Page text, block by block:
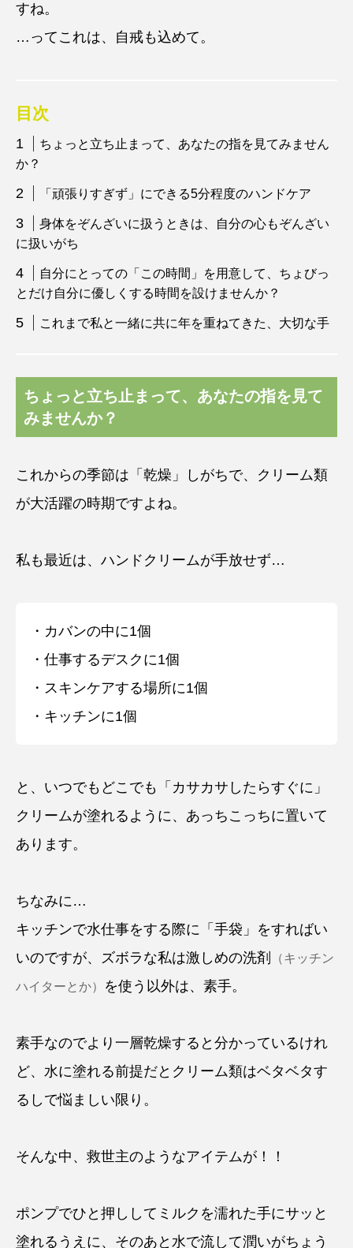
すね。
…ってこれは、自戒も込めて。
目次
ちょっと立ち止まって、あなたの指を見てみません
か？
「頑張りすぎず」にできる5分程度のハンドケア
身体をぞんざいに扱うときは、自分の心もぞんざい
に扱いがち
自分にとっての「この時間」を用意して、ちょびっ
とだけ自分に優しくする時間を設けませんか？
これまで私と一緒に共に年を重ねてきた、大切な手
ちょっと立ち止まって、あなたの指を見て
みませんか？
これからの季節は「乾燥」しがちで、クリーム類
が大活躍の時期ですよね。
私も最近は、ハンドクリームが手放せず…
・カバンの中に1個
・仕事するデスクに1個
・スキンケアする場所に1個
・キッチンに1個
と、いつでもどこでも「カサカサしたらすぐに」
クリームが塗れるように、あっちこっちに置いて
あります。
ちなみに…
キッチンで水仕事をする際に「手袋」をすればい
いのですが、ズボラな私は激しめの洗剤
（キッチン
ハイターとか）
を使う以外は、素手。
素手なのでより一層乾燥すると分かっているけれ
ど、水に塗れる前提だとクリーム類はベタベタす
るしで悩ましい限り。
そんな中、救世主のようなアイテムが！！
ポンプでひと押ししてミルクを濡れた手にサッと
塗れるうえに、そのあと水で流して潤いがちょう